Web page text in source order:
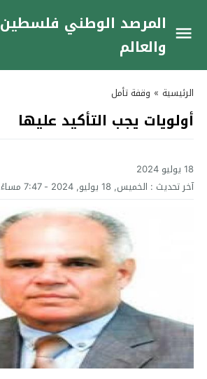
المرصد الوطني فلسطين
والعالم
الرئيسية » وقفة تأمل
أولويات يجب التأكيد عليها
18 يوليو 2024
آخر تحديث : الخميس, 18 يوليو, 2024 - 7:47 مساءً